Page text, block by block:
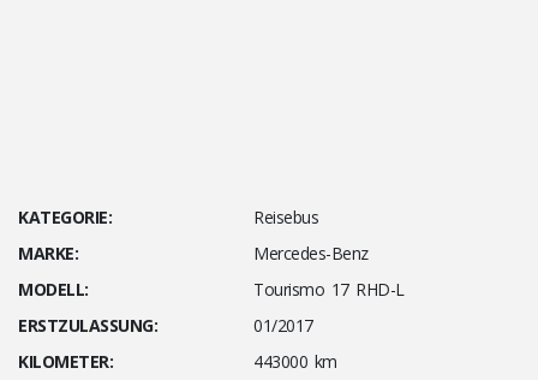
KATEGORIE:
Reisebus
MARKE:
Mercedes-Benz
MODELL:
Tourismo 17 RHD-L
ERSTZULASSUNG:
01/2017
KILOMETER:
443000 km